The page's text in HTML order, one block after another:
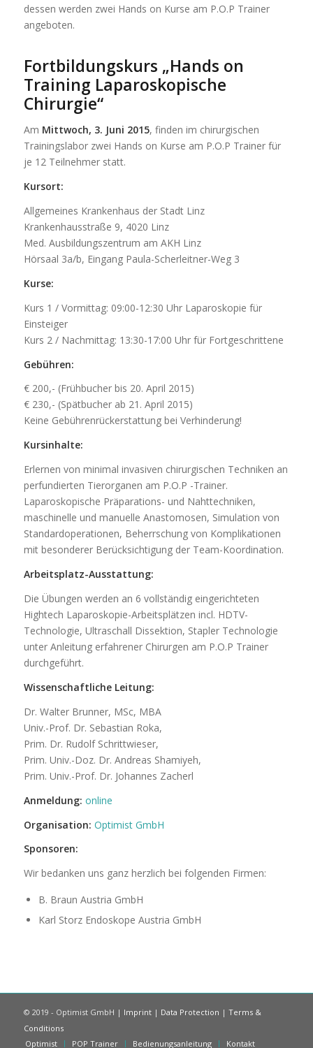
dessen werden zwei Hands on Kurse am P.O.P Trainer
angeboten.
Fortbildungskurs „Hands on
Training Laparoskopische
Chirurgie“
Am Mittwoch, 3. Juni 2015, finden im chirurgischen
Trainingslabor zwei Hands on Kurse am P.O.P Trainer für
je 12 Teilnehmer statt.
Kursort:
Allgemeines Krankenhaus der Stadt Linz
Krankenhausstraße 9, 4020 Linz
Med. Ausbildungszentrum am AKH Linz
Hörsaal 3a/b, Eingang Paula-Scherleitner-Weg 3
Kurse:
Kurs 1 / Vormittag: 09:00-12:30 Uhr Laparoskopie für
Einsteiger
Kurs 2 / Nachmittag: 13:30-17:00 Uhr für Fortgeschrittene
Gebühren:
€ 200,- (Frühbucher bis 20. April 2015)
€ 230,- (Spätbucher ab 21. April 2015)
Keine Gebührenrückerstattung bei Verhinderung!
Kursinhalte:
Erlernen von minimal invasiven chirurgischen Techniken an
perfundierten Tierorganen am P.O.P -Trainer.
Laparoskopische Präparations- und Nahttechniken,
maschinelle und manuelle Anastomosen, Simulation von
Standardoperationen, Beherrschung von Komplikationen
mit besonderer Berücksichtigung der Team-Koordination.
Arbeitsplatz-Ausstattung:
Die Übungen werden an 6 vollständig eingerichteten
Hightech Laparoskopie-Arbeitsplätzen incl. HDTV-
Technologie, Ultraschall Dissektion, Stapler Technologie
unter Anleitung erfahrener Chirurgen am P.O.P Trainer
durchgeführt.
Wissenschaftliche Leitung:
Dr. Walter Brunner, MSc, MBA
Univ.-Prof. Dr. Sebastian Roka,
Prim. Dr. Rudolf Schrittwieser,
Prim. Univ.-Doz. Dr. Andreas Shamiyeh,
Prim. Univ.-Prof. Dr. Johannes Zacherl
Anmeldung: online
Organisation: Optimist GmbH
Sponsoren:
Wir bedanken uns ganz herzlich bei folgenden Firmen:
B. Braun Austria GmbH
Karl Storz Endoskope Austria GmbH
© 2019 - Optimist GmbH | Imprint| Data Protection | Terms &
Conditions
Optimist
POP Trainer Bedienungsanleitung Kontakt